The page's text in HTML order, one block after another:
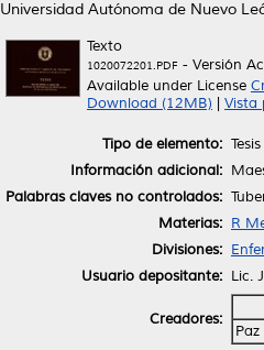
Universidad Autónoma de Nuevo
Texto
1020072201.PDF - Versión
Available under License
Download (12MB)
Vista
Tipo de elemento:
Información adicional:
Palabras claves no controlados:
Materias: R
Divisiones:
Usuario depositante: Lic.
Creadores: